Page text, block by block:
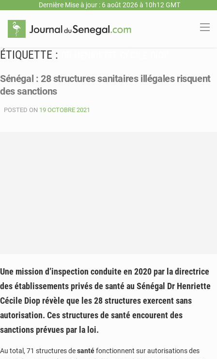
Dernière Mise à jour : 6 août 2026 à 10h12 GMT
ÉTIQUETTE :
Sénégal : 28 structures sanitaires illégales risquent
des sanctions
POSTED ON 19 OCTOBRE 2021
Une mission d’inspection conduite en 2020 par la directrice
des établissements privés de santé au Sénégal Dr Henriette
Cécile Diop révèle que les 28 structures exercent sans
autorisation. Ces structures de santé encourent des
sanctions prévues par la loi.
Au total, 71 structures desantéfonctionnent sur autorisations des